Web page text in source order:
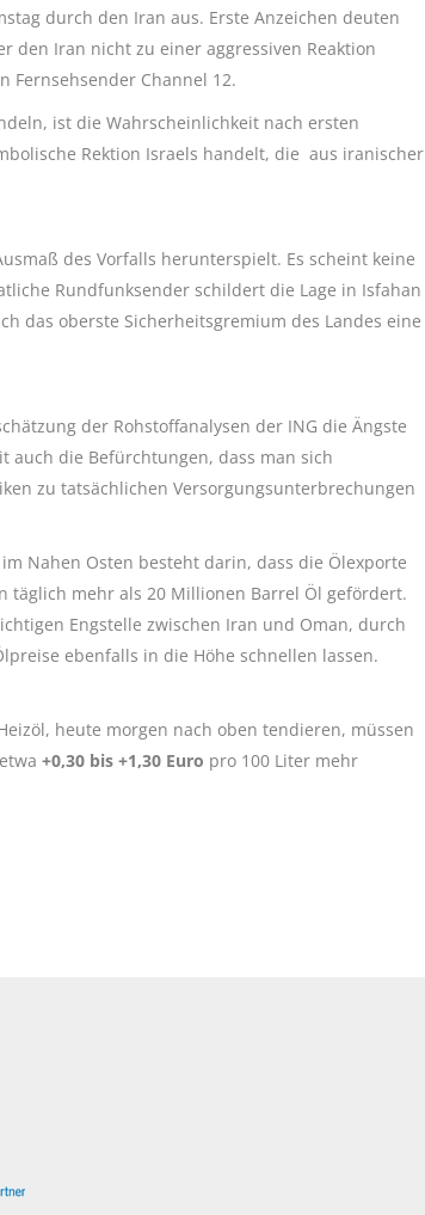
durch den Iran aus. Erste Anzeichen deuten
den Iran nicht zu einer aggressiven Reaktion
Fernsehsender Channel 12.
ist die Wahrscheinlichkeit nach ersten
Rektion Israels handelt, die aus iranischer
des Vorfalls herunterspielt. Es scheint keine
Rundfunksender schildert die Lage in Isfahan
das oberste Sicherheitsgremium des Landes eine
der Rohstoffanalysen der ING die Ängste
auch die Befürchtungen, dass man sich
zu tatsächlichen Versorgungsunterbrechungen
Nahen Osten besteht darin, dass die Ölexporte
täglich mehr als 20 Millionen Barrel Öl gefördert.
Engstelle zwischen Iran und Oman, durch
ebenfalls in die Höhe schnellen lassen.
heute morgen nach oben tendieren, müssen
+0,30 bis +1,30 Euro pro 100 Liter mehr